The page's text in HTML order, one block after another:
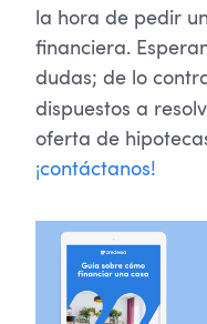
la hora de pedir
financiera.
dudas; de lo
dispuestos a
oferta de
¡contáctanos!